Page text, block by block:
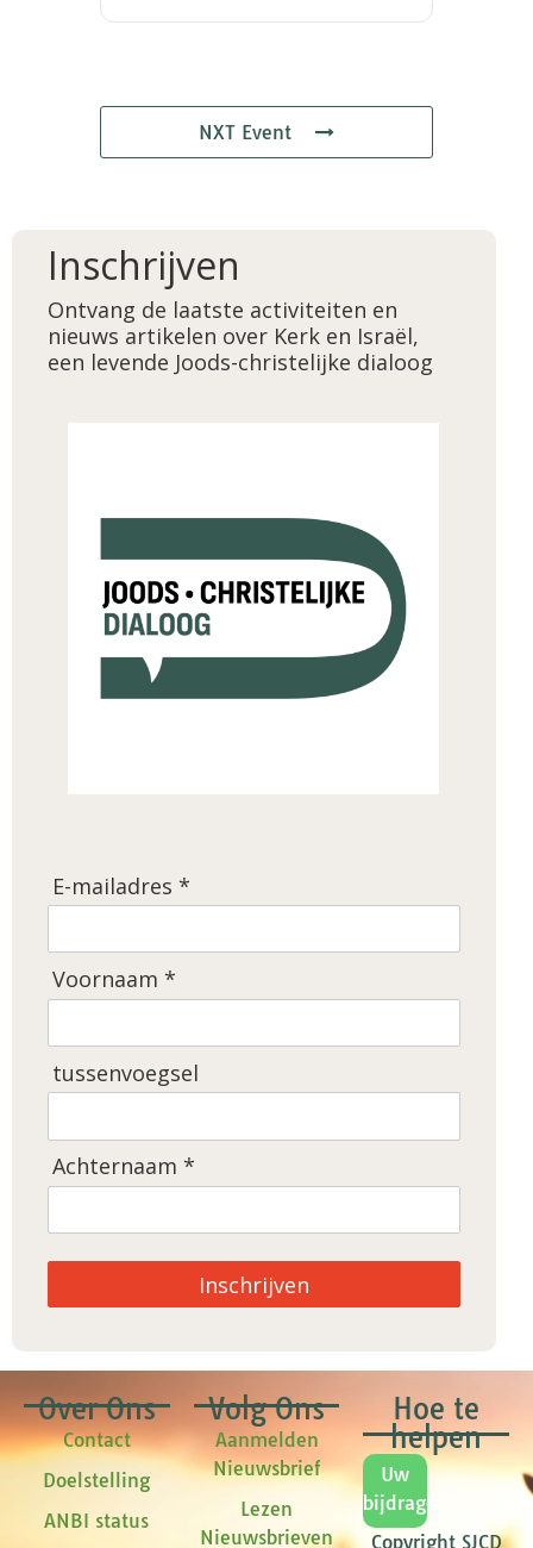
NXT Event
Inschrijven
Ontvang de laatste activiteiten en
nieuws artikelen over Kerk en Israël,
een levende Joods-christelijke dialoog
E-mailadres *
Voornaam *
tussenvoegsel
Achternaam *
Inschrijven
Over Ons
Contact
Doelstelling
ANBI status
Volg Ons
Aanmelden
Nieuwsbrief
Lezen
Nieuwsbrieven
Hoe te
helpen
Uw
bijdrage
Copyright SJCD